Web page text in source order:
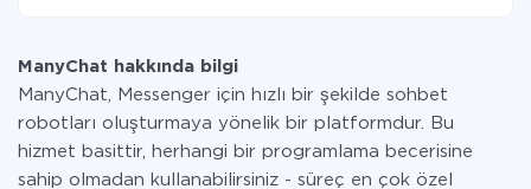
ManyChat hakkında bilgi
ManyChat, Messenger için hızlı bir şekilde sohbet
robotları oluşturmaya yönelik bir platformdur. Bu
hizmet basittir, herhangi bir programlama becerisine
sahip olmadan kullanabilirsiniz - süreç en çok özel